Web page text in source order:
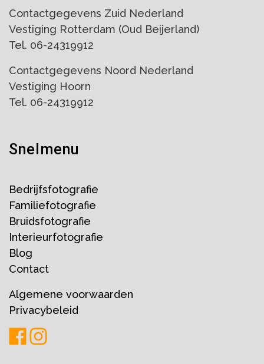
Contactgegevens Zuid Nederland
Vestiging Rotterdam (Oud Beijerland)
Tel. 06-24319912
Contactgegevens Noord Nederland
Vestiging Hoorn
Tel. 06-24319912
Snelmenu
Bedrijfsfotografie
Familiefotografie
Bruidsfotografie
Interieurfotografie
Blog
Contact
Algemene voorwaarden
Privacybeleid